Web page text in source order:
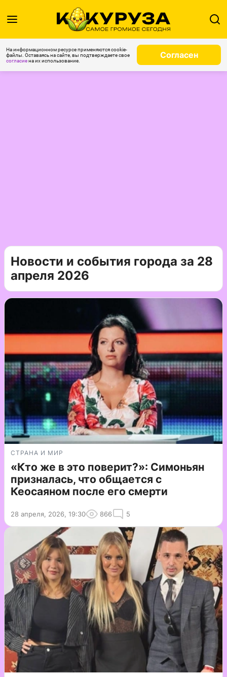
На информационном ресурсе применяются cookie-
файлы. Оставаясь на сайте, вы подтверждаете свое
согласиена их использование.
Согласен
Новости и события города за 28
апреля 2026
СТРАНА И МИР
«Кто же в это поверит?»: Симоньян
призналась, что общается с
Кеосаяном после его смерти
28 апреля, 2026, 19:30 866 5